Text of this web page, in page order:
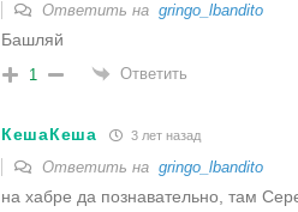
Ответить на gringo_lbandito
Башляй
1 Ответить
КешаКеша 3 лет назад
Ответить на gringo_lbandito
на хабре да познавательно, там